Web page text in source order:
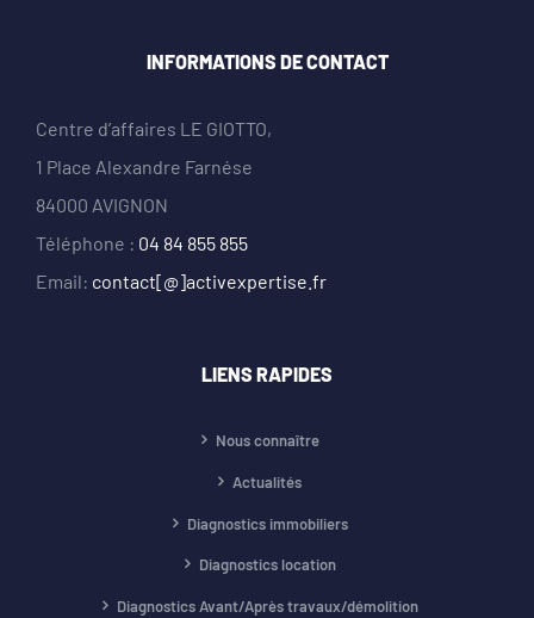
INFORMATIONS DE CONTACT
Centre d’affaires LE GIOTTO,
1 Place Alexandre Farnése
84000 AVIGNON
Téléphone : 04 84 855 855
Email: contact[@]activexpertise.fr
LIENS RAPIDES
Nous connaître
Actualités
Diagnostics immobiliers
Diagnostics location
Diagnostics Avant/Après travaux/démolition